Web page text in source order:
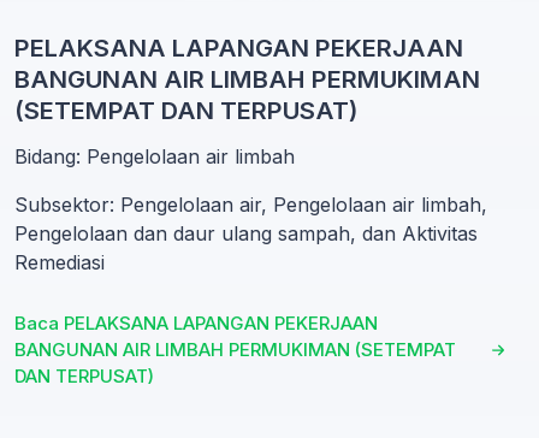
PELAKSANA LAPANGAN PEKERJAAN
BANGUNAN AIR LIMBAH PERMUKIMAN
(SETEMPAT DAN TERPUSAT)
Bidang: Pengelolaan air limbah
Subsektor: Pengelolaan air, Pengelolaan air limbah,
Pengelolaan dan daur ulang sampah, dan Aktivitas
Remediasi
Baca PELAKSANA LAPANGAN PEKERJAAN
BANGUNAN AIR LIMBAH PERMUKIMAN (SETEMPAT
DAN TERPUSAT)